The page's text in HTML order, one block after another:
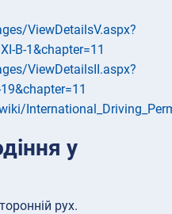
ViewDetailsV.aspx?
B-1&chapter=11
ViewDetailsII.aspx?
у
рух.